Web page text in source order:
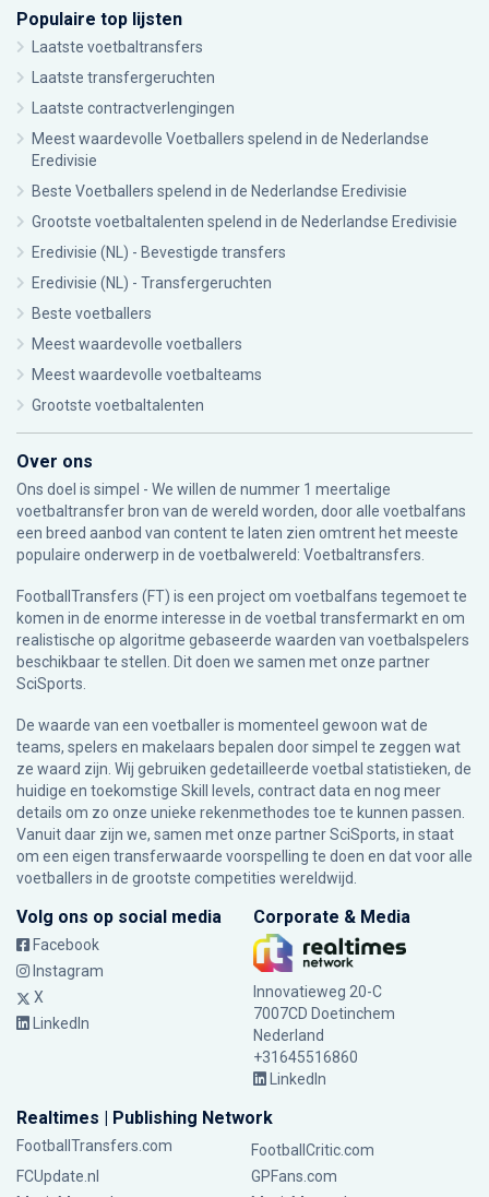
Populaire top lijsten
Laatste voetbaltransfers
Laatste transfergeruchten
Laatste contractverlengingen
Meest waardevolle Voetballers spelend in de Nederlandse
Eredivisie
Beste Voetballers spelend in de Nederlandse Eredivisie
Grootste voetbaltalenten spelend in de Nederlandse Eredivisie
Eredivisie (NL) - Bevestigde transfers
Eredivisie (NL) - Transfergeruchten
Beste voetballers
Meest waardevolle voetballers
Meest waardevolle voetbalteams
Grootste voetbaltalenten
Over ons
Ons doel is simpel - We willen de nummer 1 meertalige
voetbaltransfer bron van de wereld worden, door alle voetbalfans
een breed aanbod van content te laten zien omtrent het meeste
populaire onderwerp in de voetbalwereld: Voetbaltransfers.
FootballTransfers (FT) is een project om voetbalfans tegemoet te
komen in de enorme interesse in de voetbal transfermarkt en om
realistische op algoritme gebaseerde waarden van voetbalspelers
beschikbaar te stellen. Dit doen we samen met onze partner
SciSports
De waarde van een voetballer is momenteel gewoon wat de
teams, spelers en makelaars bepalen door simpel te zeggen wat
ze waard zijn. Wij gebruiken gedetailleerde voetbal statistieken, de
huidige en toekomstige Skill levels, contract data en nog meer
details om zo onze unieke rekenmethodes toe te kunnen passen.
Vanuit daar zijn we, samen met onze partner SciSports, in staat
om een eigen transferwaarde voorspelling te doen en dat voor alle
voetballers in de grootste competities wereldwijd.
Volg ons op social media
Facebook
Instagram
X
LinkedIn
Corporate & Media
Innovatieweg 20-C
7007CD Doetinchem
Nederland
+31645516860
LinkedIn
Realtimes | Publishing Network
FootballTransfers.com
FootballCritic.com
FCUpdate.nl
GPFans.com